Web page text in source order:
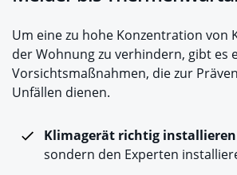
Um eine zu hohe Konzentration von
der Wohnung zu verhindern, gibt es
Vorsichtsmaßnahmen, die zur
Unfällen dienen.
Klimagerät richtig installieren
sondern den Experten